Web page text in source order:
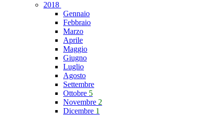
2018
Gennaio
Febbraio
Marzo
Aprile
Maggio
Giugno
Luglio
Agosto
Settembre
Ottobre 5
Novembre 2
Dicembre 1